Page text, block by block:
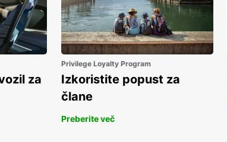
za
Privilege Loyalty Program
Izkoristite popust za
člane
Preberite več